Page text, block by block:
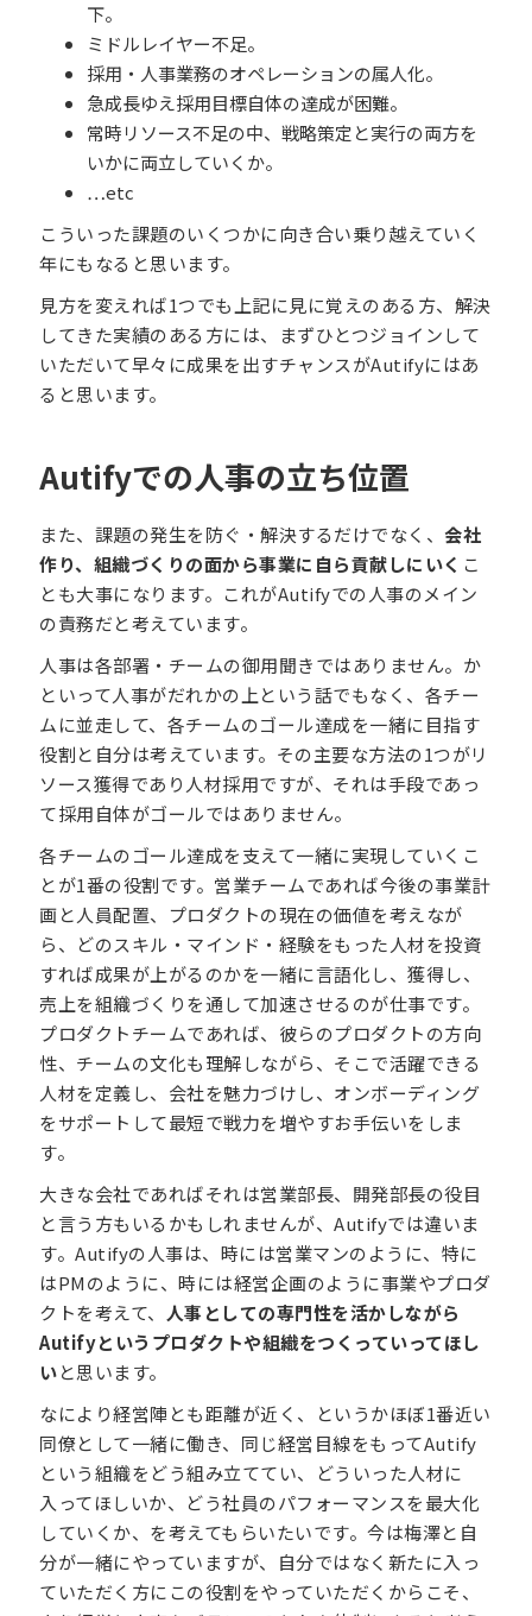
下。
ミドルレイヤー不足。
採用・人事業務のオペレーションの属人化。
急成長ゆえ採用目標自体の達成が困難。
常時リソース不足の中、戦略策定と実行の両方を
いかに両立していくか。
…etc
こういった課題のいくつかに向き合い乗り越えていく
年にもなると思います。
見方を変えれば1つでも上記に見に覚えのある方、解決
してきた実績のある方には、まずひとつジョインして
いただいて早々に成果を出すチャンスがAutifyにはあ
ると思います。
Autifyでの人事の立ち位置
また、課題の発生を防ぐ・解決するだけでなく、会社
作り、組織づくりの面から事業に自ら貢献しにいく こ
とも大事になります。これがAutifyでの人事のメイン
の責務だと考えています。
人事は各部署・チームの御用聞きではありません。か
といって人事がだれかの上という話でもなく、各チー
ムに並走して、各チームのゴール達成を一緒に目指す
役割と自分は考えています。その主要な方法の1つがリ
ソース獲得であり人材採用ですが、それは手段であっ
て採用自体がゴールではありません。
各チームのゴール達成を支えて一緒に実現していくこ
とが1番の役割です。営業チームであれば今後の事業計
画と人員配置、プロダクトの現在の価値を考えなが
ら、どのスキル・マインド・経験をもった人材を投資
すれば成果が上がるのかを一緒に言語化し、獲得し、
売上を組織づくりを通して加速させるのが仕事です。
プロダクトチームであれば、彼らのプロダクトの方向
性、チームの文化も理解しながら、そこで活躍できる
人材を定義し、会社を魅力づけし、オンボーディング
をサポートして最短で戦力を増やすお手伝いをしま
す。
大きな会社であればそれは営業部長、開発部長の役目
と言う方もいるかもしれませんが、Autifyでは違いま
す。Autifyの人事は、時には営業マンのように、特に
はPMのように、時には経営企画のように事業やプロダ
クトを考えて、 人事としての専門性を活かしながら
Autifyというプロダクトや組織をつくっていってほし
いと思います。
なにより経営陣とも距離が近く、というかほぼ1番近い
同僚として一緒に働き、同じ経営目線をもってAutify
という組織をどう組み立ててい、どういった人材に
入ってほしいか、どう社員のパフォーマンスを最大化
していくか、を考えてもらいたいです。今は梅澤と自
分が一緒にやっていますが、自分ではなく新たに入っ
ていただく方にこの役割をやっていただくからこそ、